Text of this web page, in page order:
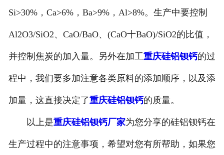
Si>30%，Ca>6%，Ba>9%，Al>8%。生产中要控制
Al2O3/SiO2、CaO/BaO、(CaO十BaO)/SiO2的比值，
并控制焦炭的加入量。另外在加工重庆硅铝钡钙的过
程中，我们要多加注意各类原料的添加顺序，以及添
加量，这直接决定了重庆硅铝钡钙的质量。
以上是重庆硅铝钡钙厂家为您分享的硅铝钡钙在
生产过程中的注意事项，希望对您有所帮助，如果您